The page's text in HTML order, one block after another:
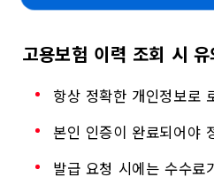
고용보험 이력 조회 시
항상 정확한 개인정보로
본인 인증이 완료되어야
발급 요청 시에는 수수료